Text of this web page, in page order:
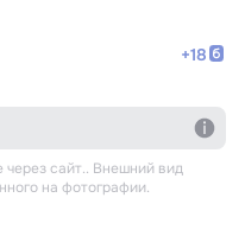
+18
через сайт.. Внешний вид
на фотографии.